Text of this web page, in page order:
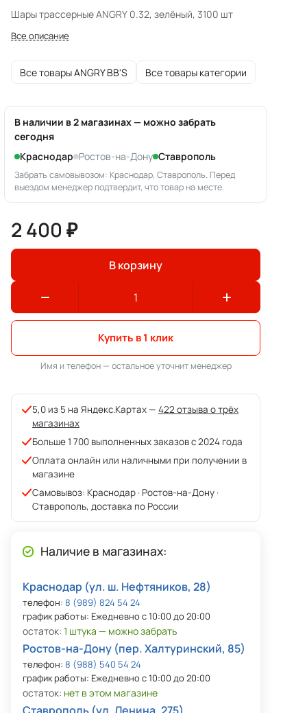
Шары трассерные ANGRY 0.32, зелёный, 3100 шт
Все описание
Все товары ANGRY BB'S Все товары категории
В наличии в 2 магазинах — можно забрать
сегодня
Краснодар Ростов-на-Дону Ставрополь
Забрать самовывозом: Краснодар, Ставрополь. Перед
выездом менеджер подтвердит, что товар на месте.
2 400 ₽
В корзину
Купить в 1 клик
Имя и телефон — остальное уточнит менеджер
5,0 из 5 на Яндекс.Картах — 422 отзыва о трёх
магазинах
Больше 1 700 выполненных заказов с 2024 года
Оплата онлайн или наличными при получении в
магазине
Самовывоз: Краснодар · Ростов-на-Дону ·
Ставрополь, доставка по России
Наличие в магазинах:
Краснодар (ул. ш. Нефтяников, 28)
телефон: 8 (989) 824 54 24
график работы: Ежедневно с 10:00 до 20:00
остаток: 1 штука — можно забрать
Ростов-на-Дону (пер. Халтуринский, 85)
телефон: 8 (988) 540 54 24
график работы: Ежедневно с 10:00 до 20:00
остаток: нет в этом магазине